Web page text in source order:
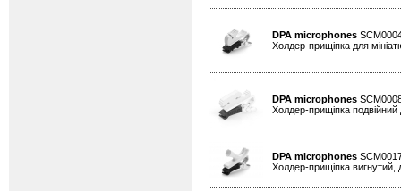
DPA microphones
Холдер-прищіпка для
DPA microphones
Холдер-прищіпка подвійний
DPA microphones
Холдер-прищіпка вигнутий,